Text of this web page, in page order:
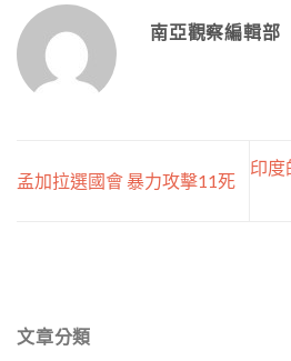
南亞觀察編輯部
孟加拉選國會 暴力攻擊11死
印度
文章分類